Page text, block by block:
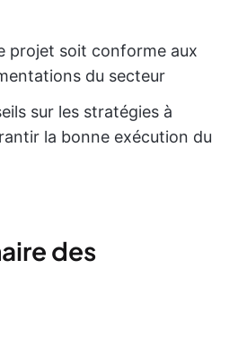
projet soit conforme aux
du secteur
sur les stratégies à
la bonne exécution du
des